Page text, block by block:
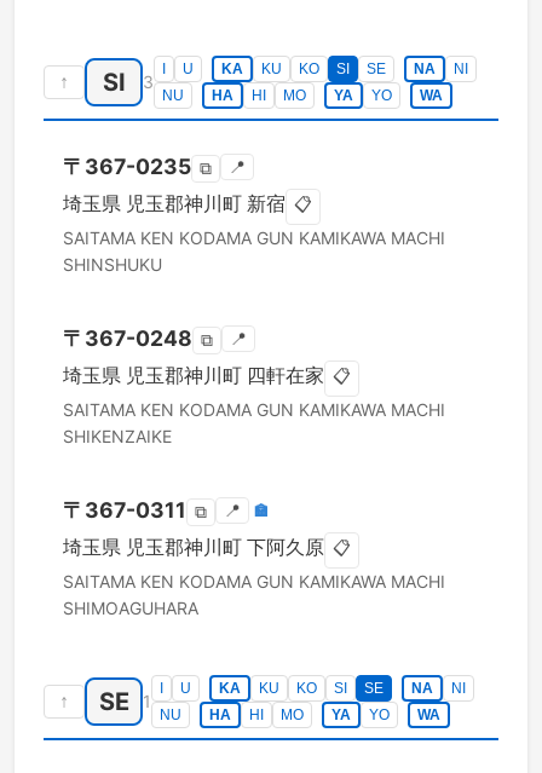
↑ SI 3
U KA KU KO SI SE NA
NI
NU
HA HI MO YA YO WA
〒 367-0235 ⧉ 📍
埼玉県 児玉郡神川町 新宿 📋
SAITAMA KEN KODAMA GUN KAMIKAWA MACHI
SHINSHUKU
〒 367-0248 ⧉ 📍
埼玉県 児玉郡神川町 四軒在家 📋
SAITAMA KEN KODAMA GUN KAMIKAWA MACHI
SHIKENZAIKE
〒 367-0311 ⧉ 📍 🏣
埼玉県 児玉郡神川町 下阿久原 📋
SAITAMA KEN KODAMA GUN KAMIKAWA MACHI
SHIMOAGUHARA
↑ SE 1
U KA KU KO SI SE NA
NI
NU
HA HI MO YA YO WA